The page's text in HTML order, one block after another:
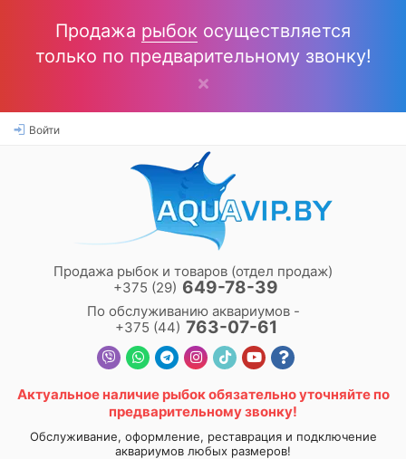
Продажа рыбок осуществляется
только по предварительному звонку!
Войти
Продажа рыбок и товаров (отдел продаж)
+375 (29) 649-78-39
По обслуживанию аквариумов -
+375 (44) 763-07-61
Актуальное наличие рыбокобязательно уточняйте по
предварительному звонку!
Обслуживание, оформление, реставрация и подключение
аквариумов любых размеров!